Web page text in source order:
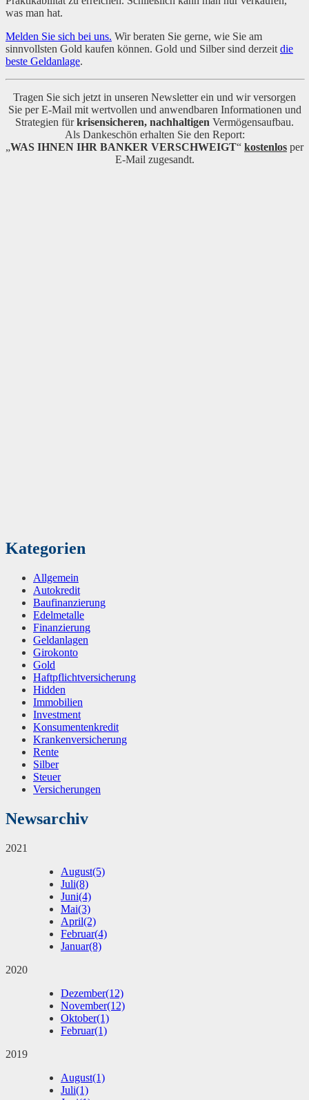
was man hat.
Melden Sie sich bei uns. Wir beraten Sie gerne, wie Sie am
sinnvollsten Gold kaufen können. Gold und Silber sind derzeit die
beste Geldanlage.
Tragen Sie sich jetzt in unseren Newsletter ein und wir versorgen
Sie per E-Mail mit wertvollen und anwendbaren Informationen und
Strategien fürkrisensicheren, nachhaltigen Vermögensaufbau.
Als Dankeschön erhalten Sie den Report:
„WAS IHNEN IHR BANKER VERSCHWEIGT“ kostenlos per
E-Mail zugesandt.
Kategorien
Allgemein
Autokredit
Baufinanzierung
Edelmetalle
Finanzierung
Geldanlagen
Girokonto
Gold
Haftpflichtversicherung
Hidden
Immobilien
Investment
Konsumentenkredit
Krankenversicherung
Rente
Silber
Steuer
Versicherungen
Newsarchiv
2021
August(5)
Juli(8)
Juni(4)
Mai(3)
April(2)
Februar(4)
Januar(8)
2020
Dezember(12)
November(12)
Oktober(1)
Februar(1)
2019
August(1)
Juli(1)